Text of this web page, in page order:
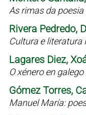
As rimas da
Rivera Pedredo,
Cultura e literatura
Lagares Diez,
O xénero en galego
Gómez Torres,
Manuel María: